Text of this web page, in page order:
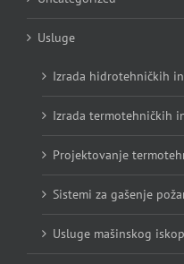
Usluge
Izrada hidrotehničkih
Izrada termotehničkih
Projektovanje
Sistemi za gašenje
Usluge mašinskog